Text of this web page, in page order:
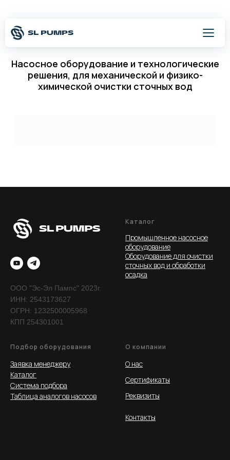
Реализованные проекты
О компании
ООО "Эс-Эл Пампс" 2023г.
Насосное оборудование и технологические
решения, для механической и физико-
химической очистки сточных вод
ООО "Эс-Эл Пампс" 2023г.
ИНН: 2543173627
ОГРН: 1232500005968
КПП 254301001
Каталог
Промышленное насосное
оборудование
Оборудование для очистки
сточных вод и обработки
осадка
Подбор оборудования
Заявка менеджеру
Каталог
Система подбора
Таблица аналогов насосов
О компании
О нас
Сертификаты
Реквизиты
Контакты